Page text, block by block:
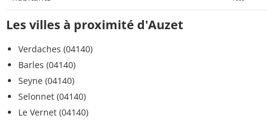
Les villes à proximité d'Auzet
Verdaches (04140)
Barles (04140)
Seyne (04140)
Selonnet (04140)
Le Vernet (04140)